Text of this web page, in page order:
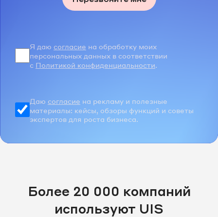
Я даю согласие на обработку моих
персональных данных в соответствии
с Политикой конфиденциальности.
Даю согласие на рекламу и полезные
материалы: кейсы, обзоры функций и советы
экспертов для роста бизнеса.
Более 20 000 компаний
используют UIS